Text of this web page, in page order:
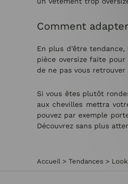
Comment
En plus d’être tendance,
pièce oversize faite
de ne pas vous
Si vous êtes plutôt
aux chevilles mettra
pouvez par exemple
Découvrez sans plus
Accueil > Tendances >